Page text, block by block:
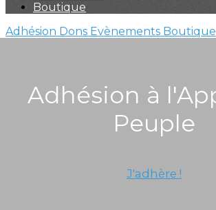
Boutique
Adhésion Dons Evènements Boutique
Adhésion à
Peuple
J'adhère !